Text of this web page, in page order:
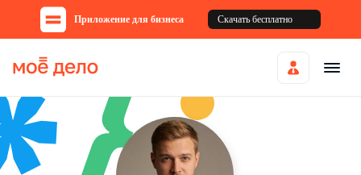
Приложение для бизнеса Скачать бесплатно